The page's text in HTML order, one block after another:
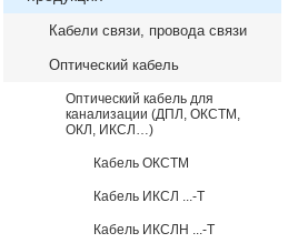
Кабели связи, провода связи
Оптический кабель
Оптический кабель для
канализации (ДПЛ, ОКСТМ,
ОКЛ, ИКСЛ…)
Кабель ОКСТМ
Кабель ИКСЛ ...-Т
Кабель ИКСЛН ...-Т